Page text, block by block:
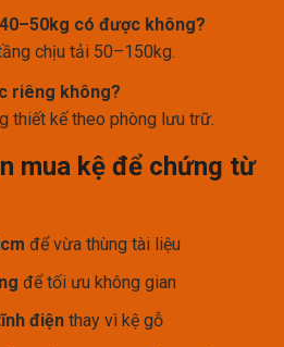
có được không?
chịu tải 50–150kg.
riêng không?
thiết kế theo phòng lưu trữ.
mua kệ để chứng từ
để vừa thùng tài liệu
để tối ưu không gian
điện thay vì kệ gỗ